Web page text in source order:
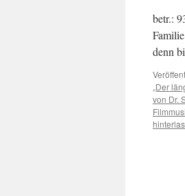
betr.:
denn
„Der
von Dr.